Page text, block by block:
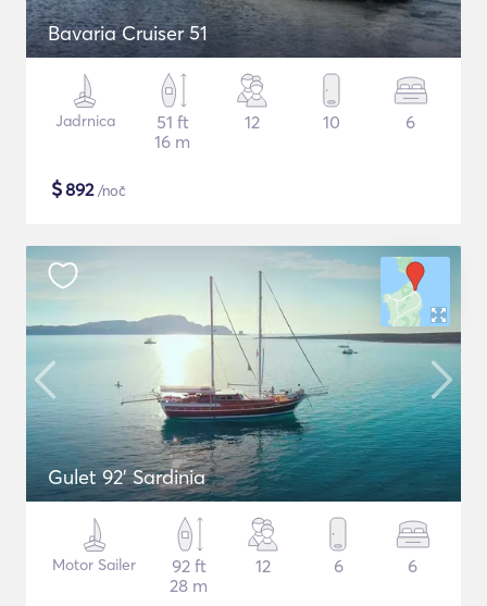
Bavaria Cruiser 51
Jadrnica
51 ft
16 m
12 10 6
$892/noč
Gulet 92' Sardinia
Motor Sailer
92 ft
28 m
12 6 6